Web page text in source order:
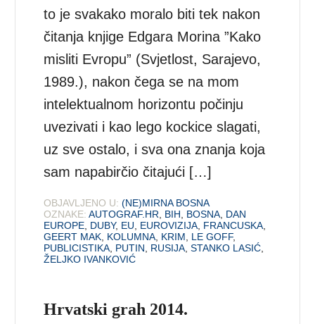
to je svakako moralo biti tek nakon
čitanja knjige Edgara Morina ”Kako
misliti Evropu” (Svjetlost, Sarajevo,
1989.), nakon čega se na mom
intelektualnom horizontu počinju
uvezivati i kao lego kockice slagati,
uz sve ostalo, i sva ona znanja koja
sam napabirčio čitajući […]
OBJAVLJENO U: (NE)MIRNA BOSNA
OZNAKE: AUTOGRAF.HR BIH BOSNA DAN
EUROPE DUBY, EU EUROVIZIJA FRANCUSKA
GEERT MAK KOLUMNA KRIM LE GOFF,
PUBLICISTIKA PUTIN RUSIJA ,STANKO LASIĆ
ŽELJKO IVANKOVIĆ
Hrvatski grah 2014.